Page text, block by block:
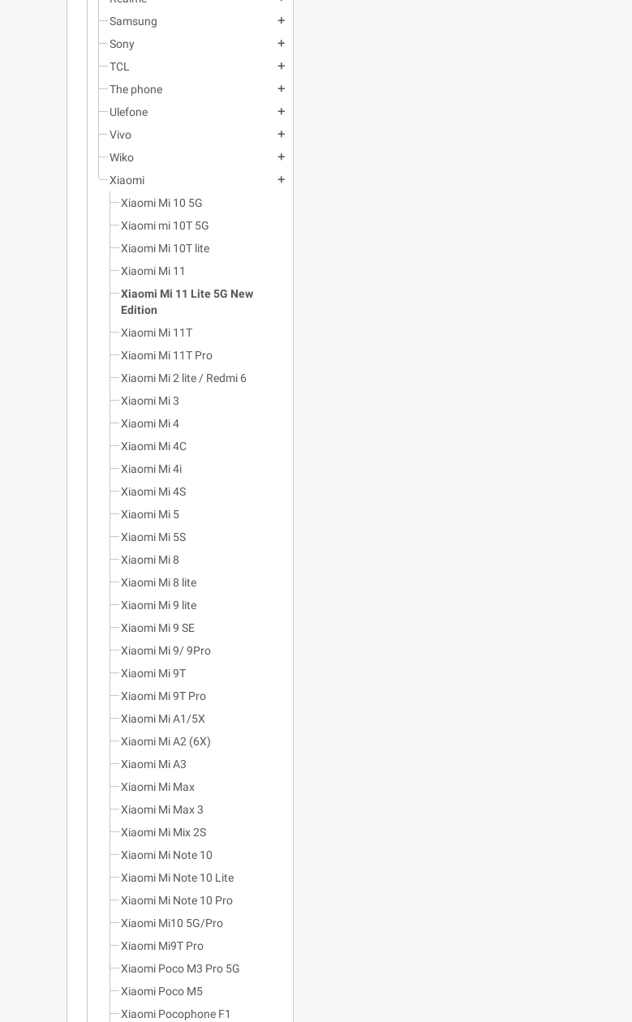
Samsung add
Sony add
TCL add
The phone add
Ulefone add
Vivo add
Wiko add
Xiaomi add
Xiaomi Mi 10 5G
Xiaomi mi 10T 5G
Xiaomi Mi 10T lite
Xiaomi Mi 11
Xiaomi Mi 11 Lite 5G New
Edition
Xiaomi Mi 11T
Xiaomi Mi 11T Pro
Xiaomi Mi 2 lite / Redmi 6
Xiaomi Mi 3
Xiaomi Mi 4
Xiaomi Mi 4C
Xiaomi Mi 4i
Xiaomi Mi 4S
Xiaomi Mi 5
Xiaomi Mi 5S
Xiaomi Mi 8
Xiaomi Mi 8 lite
Xiaomi Mi 9 lite
Xiaomi Mi 9 SE
Xiaomi Mi 9/ 9Pro
Xiaomi Mi 9T
Xiaomi Mi 9T Pro
Xiaomi Mi A1/5X
Xiaomi Mi A2 (6X)
Xiaomi Mi A3
Xiaomi Mi Max
Xiaomi Mi Max 3
Xiaomi Mi Mix 2S
Xiaomi Mi Note 10
Xiaomi Mi Note 10 Lite
Xiaomi Mi Note 10 Pro
Xiaomi Mi10 5G/Pro
Xiaomi Mi9T Pro
Xiaomi Poco M3 Pro 5G
Xiaomi Poco M5
Xiaomi Pocophone F1